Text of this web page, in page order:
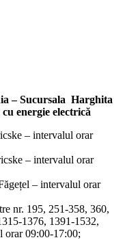
– Sucursala Harghita
energie electrică
– intervalul orar
– intervalul orar
– intervalul orar
nr. 195, 251-358, 360,
1376, 1391-1532,
orar 09:00-17:00;